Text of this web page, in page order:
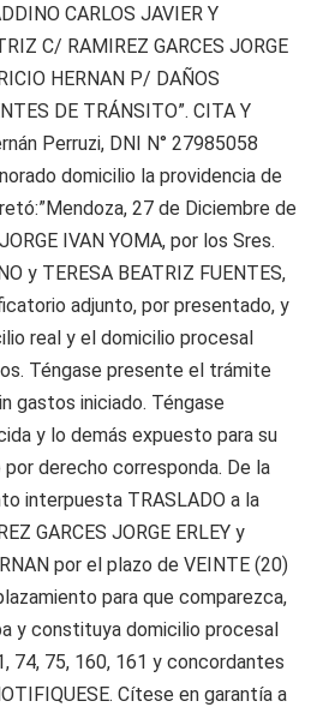
CARLOS JAVIER Y
C/ RAMIREZ GARCES JORGE
HERNAN P/ DAÑOS
DE TRÁNSITO”. CITA Y
Perruzi, DNI N° 27985058
domicilio la providencia de
27 de Diciembre de
IVAN YOMA, por los Sres.
y TERESA BEATRIZ FUENTES,
adjunto, por presentado, y
real y el domicilio procesal
Téngase presente el trámite
gastos iniciado. Téngase
y lo demás expuesto para su
derecho corresponda. De la
interpuesta TRASLADO a la
GARCES JORGE ERLEY y
por el plazo de VEINTE (20)
para que comparezca,
y constituya domicilio procesal
74, 75, 160, 161 y concordantes
Cítese en garantía a